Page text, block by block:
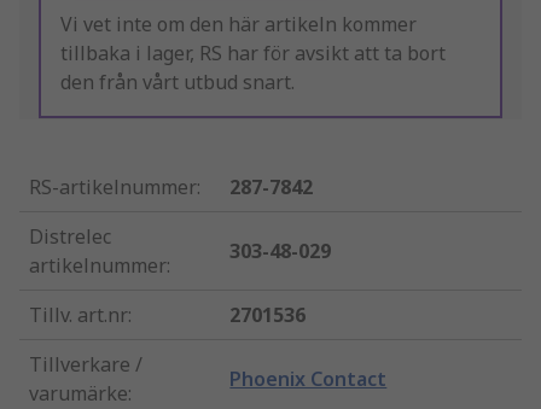
Vi vet inte om den här artikeln kommer
tillbaka i lager, RS har för avsikt att ta bort
den från vårt utbud snart.
RS-artikelnummer:
287-7842
Distrelec
artikelnummer:
303-48-029
Tillv. art.nr:
2701536
Tillverkare /
varumärke:
Phoenix Contact